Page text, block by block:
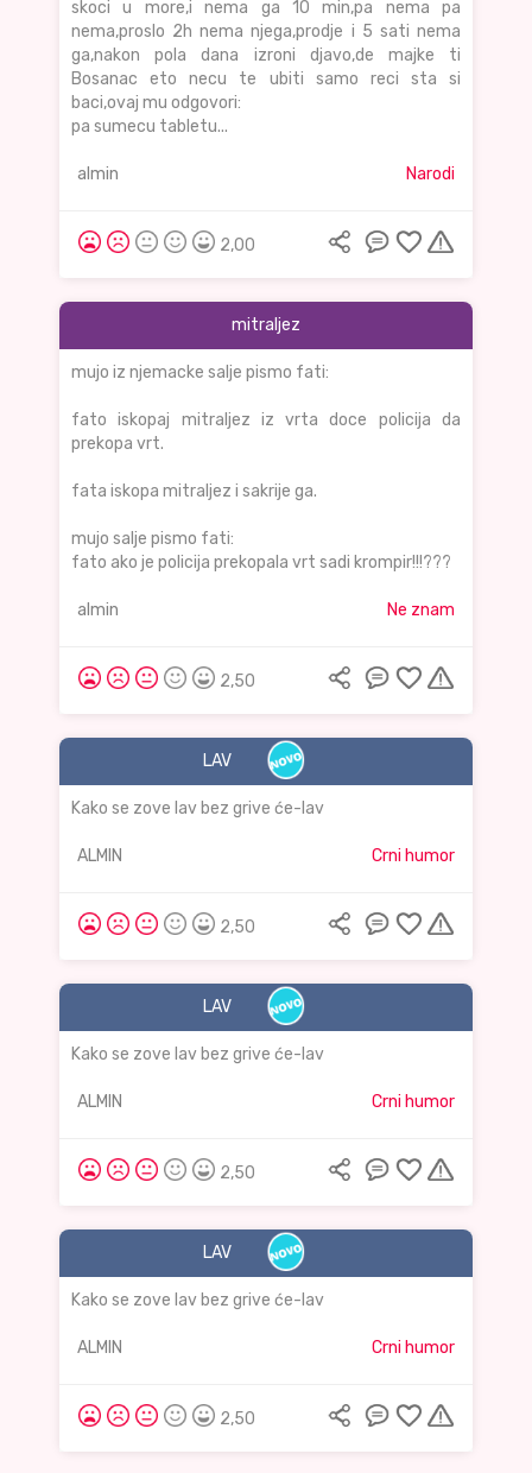
skoci u more,i nema ga 10 min,pa nema pa
nema,proslo 2h nema njega,prodje i 5 sati nema
ga,nakon pola dana izroni djavo,de majke ti
Bosanac eto necu te ubiti samo reci sta si
baci,ovaj mu odgovori:
pa sumecu tabletu...
almin Narodi
2,00
mitraljez
mujo iz njemacke salje pismo fati:
fato iskopaj mitraljez iz vrta doce policija da
prekopa vrt.
fata iskopa mitraljez i sakrije ga.
mujo salje pismo fati:
fato ako je policija prekopala vrt sadi krompir!!!???
almin Ne znam
2,50
LAV
Kako se zove lav bez grive će-lav
ALMIN Crni humor
2,50
LAV
Kako se zove lav bez grive će-lav
ALMIN Crni humor
2,50
LAV
Kako se zove lav bez grive će-lav
ALMIN Crni humor
2,50